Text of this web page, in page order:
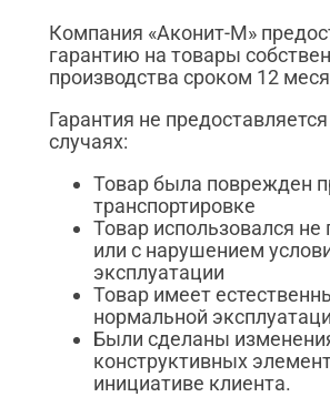
Компания «Аконит-М»
гарантию на товары
производства сроком 12
Гарантия не
случаях:
Товар была поврежден
транспортировке
Товар использовался
или с нарушением
эксплуатации
Товар имеет
нормальной
Были сделаны
конструктивных
инициативе клиента.